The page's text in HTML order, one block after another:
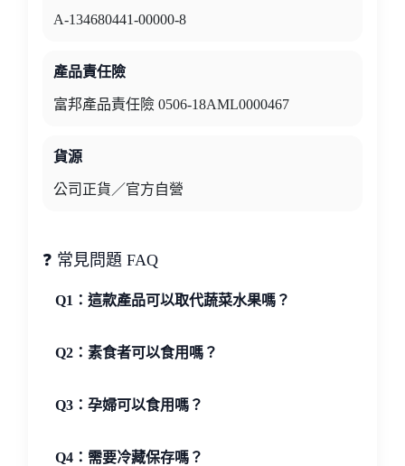
A-134680441-00000-8
產品責任險
富邦產品責任險 0506-18AML0000467
貨源
公司正貨／官方自營
❓ 常見問題 FAQ
Q1：這款產品可以取代蔬菜水果嗎？
Q2：素食者可以食用嗎？
Q3：孕婦可以食用嗎？
Q4：需要冷藏保存嗎？